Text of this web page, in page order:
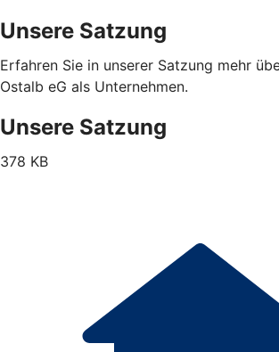
Unsere Satzung
Erfahren Sie in unserer Satzung mehr
Ostalb eG als Unternehmen.
Unsere Satzung
378 KB